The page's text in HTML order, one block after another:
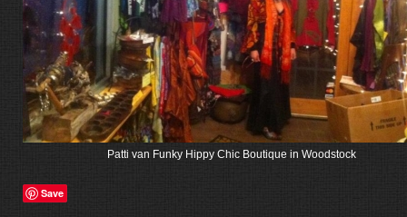
Patti van Funky Hippy Chic Boutique in Woodstock
Save